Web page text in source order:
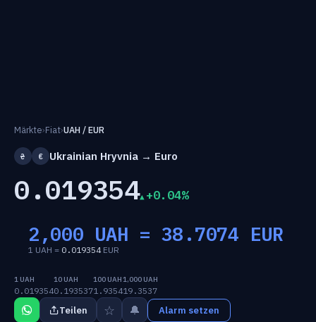
Märkte›Fiat›UAH / EUR
₴ € Ukrainian Hryvnia → Euro
0.019354 +0.04%
2,000 UAH = 38.7074 EUR
1 UAH = 0.019354EUR
1 UAH
0.019354
10 UAH
0.193537
100 UAH
1.9354
1,000 UAH
19.3537
Teilen ☆ 🔔 Alarm setzen